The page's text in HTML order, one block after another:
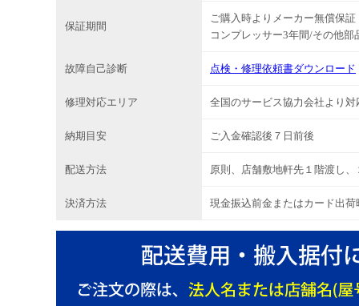
保証期間
ご購入時よりメーカー無償保証
コンプレッサー3年間/その他部
故障自己診断 点検・修理依頼書ダウンロード
修理対応エリア 全国のサービス協力会社より対
納期目安 ご入金確認後７日前後
配送方法 原則、店舗敷地軒先１階渡し
決済方法 現金振込前金またはカード出